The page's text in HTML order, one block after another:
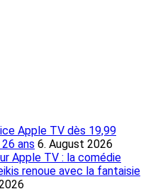
Apple TV dès 19,99
ans 6. August 2026
Apple TV : la comédie
renoue avec la fantaisie